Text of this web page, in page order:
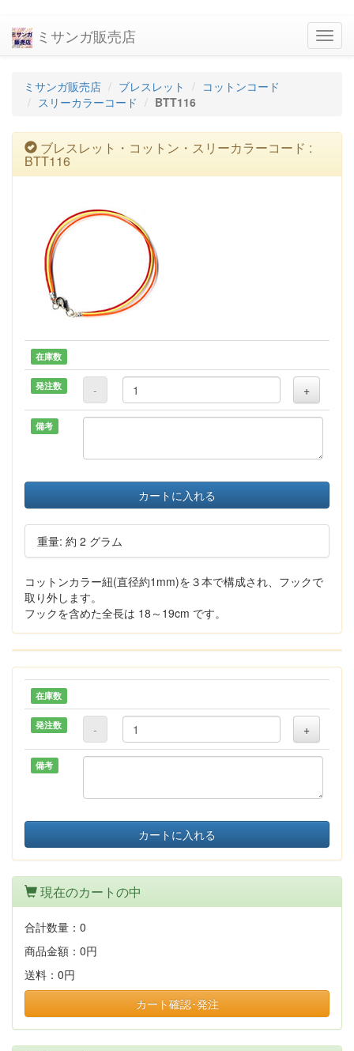
ミサンガ販売店
ミサンガ販売店 ブレスレット
コットンコード
スリーカラーコード
BTT116
ブレスレット・コットン・スリーカラーコード :
BTT116
在庫数
発注数 - +
備考
カートに入れる
重量: 約 2 グラム
コットンカラー紐(直径約1mm)を３本で構成され、フックで
取り外します。
フックを含めた全長は 18～19cm です。
在庫数
発注数 - +
備考
カートに入れる
現在のカートの中
合計数量： 0
商品金額： 0円
送料： 0円
カート確認･発注